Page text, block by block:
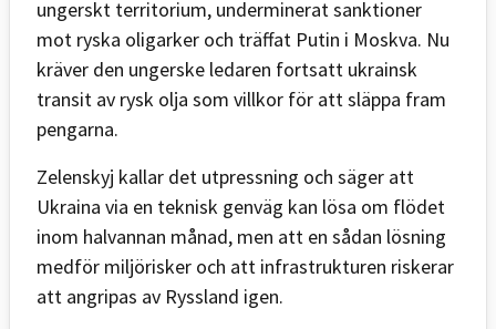
ungerskt territorium, underminerat sanktioner
mot ryska oligarker och träffat Putin i Moskva. Nu
kräver den ungerske ledaren fortsatt ukrainsk
transit av rysk olja som villkor för att släppa fram
pengarna.
Zelenskyj kallar det utpressning och säger att
Ukraina via en teknisk genväg kan lösa om flödet
inom halvannan månad, men att en sådan lösning
medför miljörisker och att infrastrukturen riskerar
att angripas av Ryssland igen.